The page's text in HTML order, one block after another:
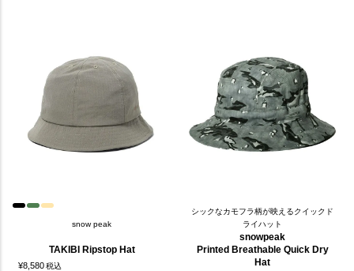
snow peak
TAKIBI Ripstop Hat
¥8,580税込
シックなカモフラ柄が映えるクイックド
ライハット
snowpeak
Printed Breathable Quick Dry
Hat